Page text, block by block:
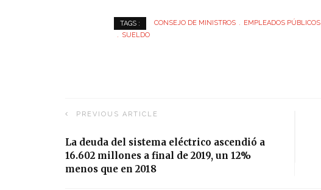
TAGS : CONSEJO DE MINISTROS EMPLEADOS PÚBLICOS
SUELDO
PREVIOUS ARTICLE
La deuda del sistema eléctrico ascendió a
16.602 millones a final de 2019, un 12%
menos que en 2018